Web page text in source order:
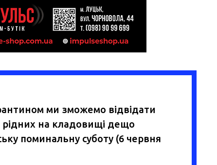
ми зможемо відвідати
рідних на кладовищі дещо
поминальну суботу (6 червня